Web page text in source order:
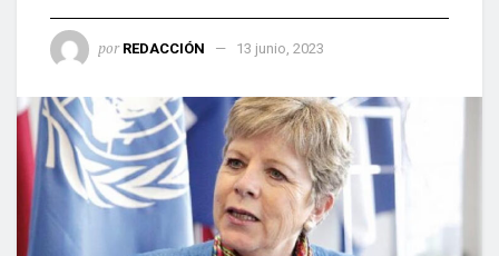
por REDACCIÓN 13 junio, 2023